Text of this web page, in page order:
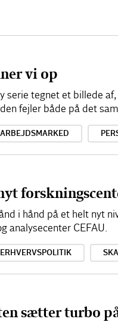
vi op
serie tegnet et billede
fejler både på det
ARBEJDSMARKED
i hånd på et helt nyt
analysecenter CEFAU.
ERHVERVSPOLITIK
sætter turbo